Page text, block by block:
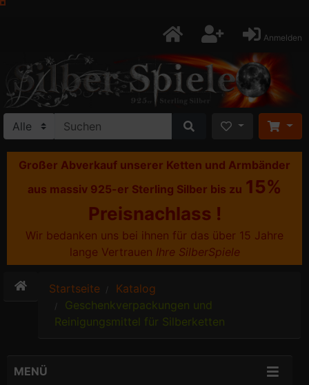
Anmelden
Großer Abverkauf unserer Ketten und Armbänder
aus massiv 925-er Sterling Silber bis zu 15%
Preisnachlass !
Wir bedanken uns bei ihnen für das über 15 Jahre
lange Vertrauen Ihre SilberSpiele
Startseite
Katalog
Geschenkverpackungen und
Reinigungsmittel für Silberketten
MENÜ